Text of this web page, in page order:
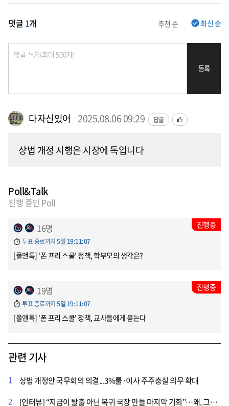
댓글 1개 추천 순 최신 순
등록
다자신있어 2025.08.06 09:29 답글
상법 개정 시행은 시장에 독입니다
Poll&Talk
진행 중인 Poll
진행중
16명
투표 종료까지5일 19:11:07
[폴앤톡] '폰 프리 스쿨' 정책, 학부모의 생각은?
진행중
19명
투표 종료까지5일 19:11:07
[폴앤톡] '폰 프리 스쿨' 정책, 교사들에게 묻는다
관련 기사
1
상법 개정안 국무회의 의결...3%룰·이사 주주충실 의무 확대
2
[인터뷰] “지금이 탈출 아닌 복귀 국장 만들 마지막 기회”…왜, 그리고 어떻게?